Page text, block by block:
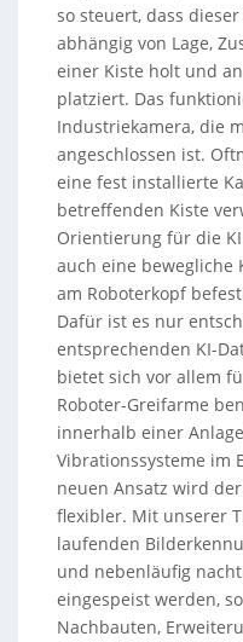
so steuert, dass
abhängig von Lage,
einer Kiste holt und
platziert. Das
Industriekamera, die
angeschlossen ist.
eine fest installierte
betreffenden Kiste
Orientierung für die
auch eine bewegliche
am Roboterkopf
Dafür ist es nur
entsprechenden KI-
bietet sich vor allem
Roboter-Greifarme
innerhalb einer
Vibrationssysteme im
neuen Ansatz wird
flexibler. Mit unserer
laufenden
und nebenläufig
eingespeist werden,
Nachbauten,